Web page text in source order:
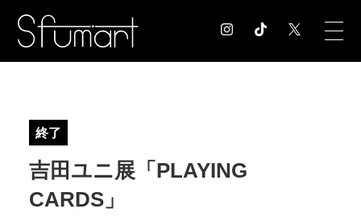
EXHIBITION 展覧会情報
MUSEUM
終了
吉田ユニ展「PLAYING
CARDS」